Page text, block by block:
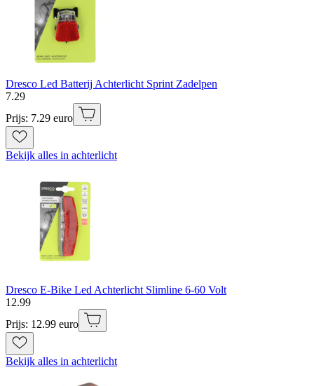
Dresco Led Batterij Achterlicht Sprint Zadelpen
7.29
Prijs: 7.29 euro
Bekijk alles in achterlicht
Dresco E-Bike Led Achterlicht Slimline 6-60 Volt
12.99
Prijs: 12.99 euro
Bekijk alles in achterlicht